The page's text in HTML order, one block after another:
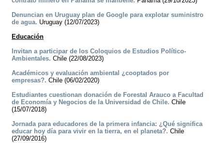
Denuncian en Uruguay plan de Google para explotar suministro
de agua. Uruguay (12/07/2023)
Educación
Invitan a participar de los Coloquios de Estudios Político-
Ambientales. Chile (22/08/2023)
Académicos y evaluación ambiental ¿cooptados por
empresas?. Chile (06/02/2020)
Estudiantes cuestionan donación de Forestal Arauco a Facultad
de Economía y Negocios de la Universidad de Chile. Chile
(15/07/2018)
Jornada para educadores de la primera infancia: ¿Qué significa
educar hoy día para vivir en la tierra, en el planeta?. Chile
(27/09/2016)